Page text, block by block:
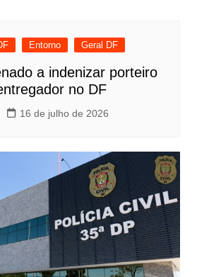
Entorno Geral DF
a indenizar porteiro
no DF
16 de julho de 2026